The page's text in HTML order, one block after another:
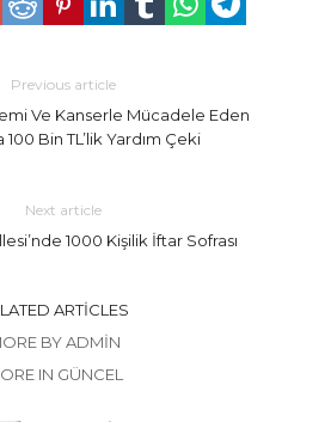
Previous article
Ve Kanserle Mücadele Eden
Bin TL’lik Yardım Çeki
Next article
1000 Kişilik İftar Sofrası
ARTICLES
BY ADMIN
IN GÜNCEL